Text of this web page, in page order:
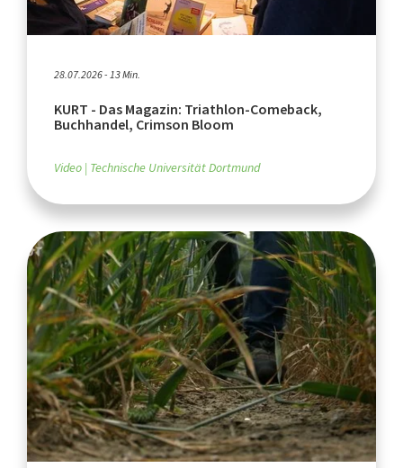
28.07.2026 - 13 Min.
KURT - Das Magazin: Triathlon-Comeback,
Buchhandel, Crimson Bloom
Video Technische Universität Dortmund